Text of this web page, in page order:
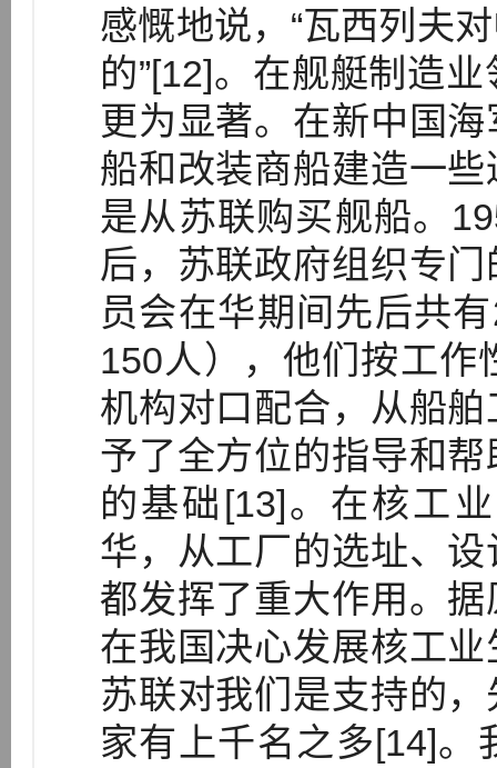
感慨地说，“瓦西列夫
的”[12]。在舰艇制造
更为显著。在新中国
船和改装商船建造一
是从苏联购买舰船。
后，苏联政府组织专
员会在华期间先后共
150人），他们按工作
机构对口配合，从船
予了全方位的指导和
的基础[13]。在核工
华，从工厂的选址、
都发挥了重大作用。
在我国决心发展核工
苏联对我们是支持的
家有上千名之多[14]。